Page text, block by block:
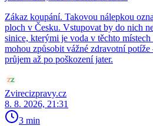
Zákaz koupání. Takovou nálepkou
ploch v Česku. Vstupovat by do nich
sinice, kterými je voda v těchto
mohou způsobit vážné zdravotní
průjem až po poškození jater.
Zvirecizpravy.cz
8. 8. 2026, 21:31
3 min